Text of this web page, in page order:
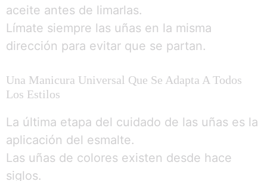
aceite antes de limarlas.
Límate siempre las uñas en la misma
dirección para evitar que se partan.
Una Manicura Universal Que Se Adapta A Todos
Los Estilos
La última etapa del cuidado de las uñas es la
aplicación del esmalte.
Las uñas de colores existen desde hace
siglos.